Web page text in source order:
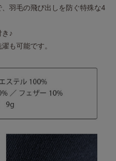
羽毛の飛び出しを防ぐ特殊な4
♪
も可能です。